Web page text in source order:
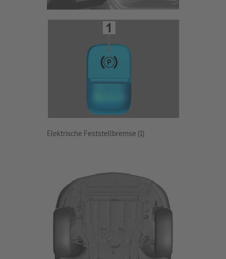
Elektrische Feststellbremse (1)